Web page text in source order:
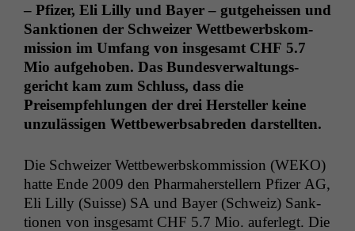
– Pfiz­er, Eli Lil­ly und Bay­er – gut­ge­heis­sen und
Sank­tio­nen der Schweiz­er Wet­tbe­werb­skom­
mis­sion im Umfang von ins­ge­samt CHF 5.7
Mio aufge­hoben. Das Bun­desver­wal­tungs­
gericht kam zum Schluss, dass die
Preisempfehlun­gen der drei Her­steller keine
unzuläs­si­gen Wet­tbe­werb­sabre­den darstellten.
Die Schweiz­er Wet­tbe­werb­skom­mis­sion (WEKO)
hat­te Ende 2009 den Pharma­her­stellern Pfiz­er AG,
Eli Lil­ly (Suisse) SA und Bay­er (Schweiz) Sank­
tio­nen von ins­ge­samt CHF 5.7 Mio. aufer­legt. Die